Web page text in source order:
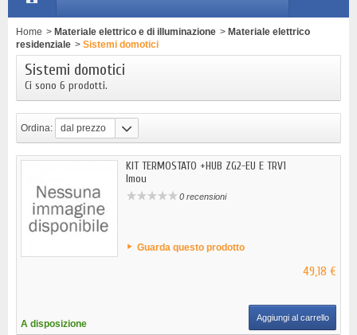
Home > Materiale elettrico e di illuminazione > Materiale elettrico
residenziale > Sistemi domotici
Sistemi domotici
Ci sono 6 prodotti.
Ordina:
dal prezzo
KIT TERMOSTATO +HUB ZG2-EU E TRV1
Imou
0 recensioni
Guarda questo prodotto
49,18 €
A disposizione
Aggiungi al carrello